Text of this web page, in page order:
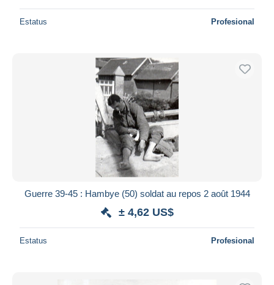
Estatus Profesional
Guerre 39-45 : Hambye (50) soldat au repos 2 août 1944
± 4,62 US$
Estatus Profesional